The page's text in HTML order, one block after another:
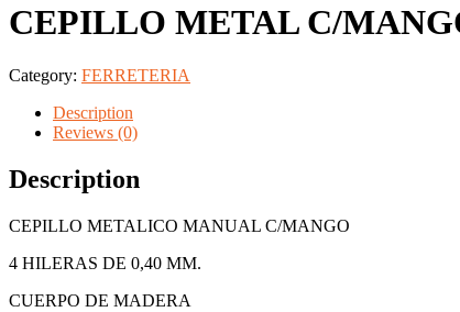
CEPILLO METAL C/
Category: FERRETERIA
Description
Reviews (0)
Description
CEPILLO METALICO MANUAL C/MANGO
4 HILERAS DE 0,40 MM.
CUERPO DE MADERA